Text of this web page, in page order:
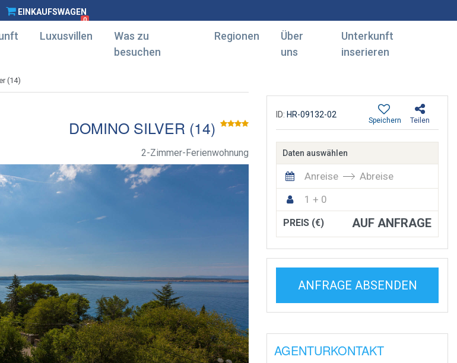
EINKAUFSWAGEN
0
Luxusvillen
Was zu
besuchen
Regionen
Über
uns
Unterkunft
inserieren
(14)
DOMINO SILVER (14)
2-Zimmer-Ferienwohnung
ID: HR-09132-02
Teilen
Speichern
Daten auswählen
Anreise
Abreise
1 + 0
PREIS (€) AUF ANFRAGE
ANFRAGE ABSENDEN
AGENTURKONTAKT